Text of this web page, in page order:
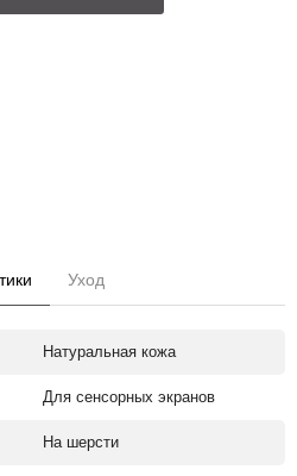
Уход
Натуральная кожа
Для сенсорных экранов
На шерсти